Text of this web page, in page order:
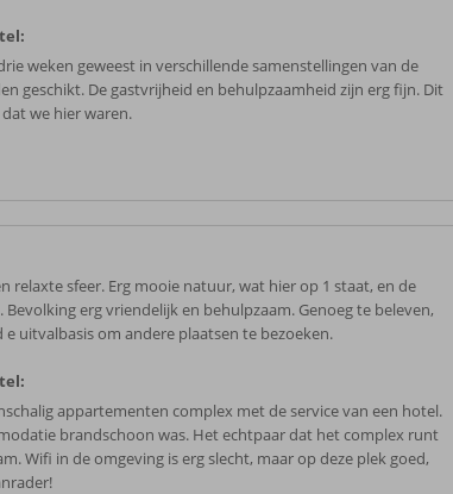
weken geweest in verschillende samenstellingen van de
geschikt. De gastvrijheid en behulpzaamheid zijn erg fijn. Dit
we hier waren.
relaxte sfeer. Erg mooie natuur, wat hier op 1 staat, en de
erg vriendelijk en behulpzaam. Genoeg te beleven,
uitvalbasis om andere plaatsen te bezoeken.
appartementen complex met de service van een hotel.
brandschoon was. Het echtpaar dat het complex runt
Wifi in de omgeving is erg slecht, maar op deze plek goed,